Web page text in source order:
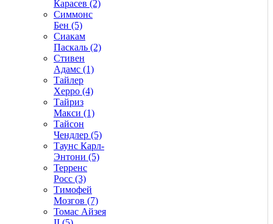
Карасев (2)
Симмонс
Бен (5)
Сиакам
Паскаль (2)
Стивен
Адамс (1)
Тайлер
Херро (4)
Тайриз
Макси (1)
Тайсон
Чендлер (5)
Таунс Карл-
Энтони (5)
Терренс
Росс (3)
Тимофей
Мозгов (7)
Томас Айзея